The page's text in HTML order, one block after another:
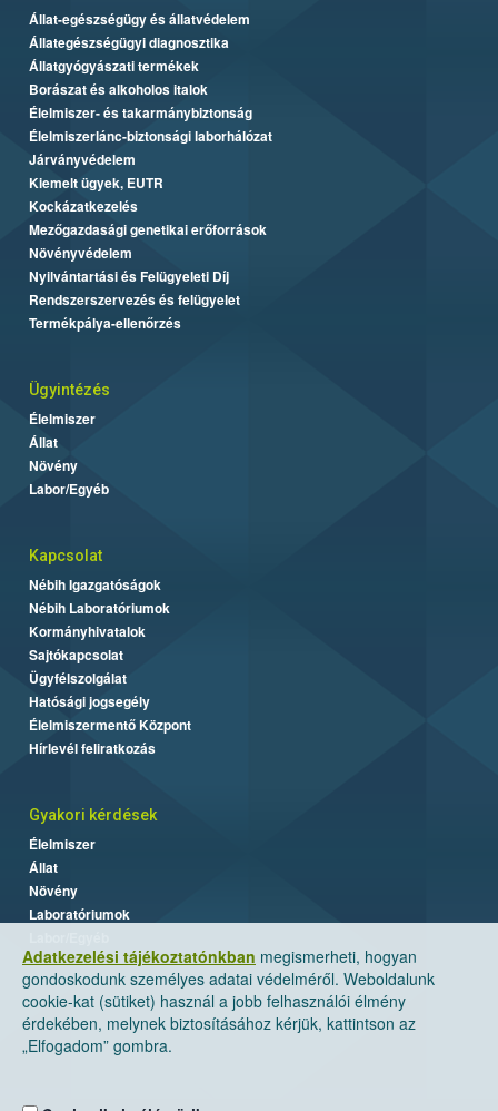
Adatkezelési tájékoztatónkban megismerheti, hogyan
gondoskodunk személyes adatai védelméről. Weboldalunk
cookie-kat (sütiket) használ a jobb felhasználói élmény
érdekében, melynek biztosításához kérjük, kattintson az
„Elfogadom” gombra.
Állat-egészségügy és állatvédelem
Állategészségügyi diagnosztika
Állatgyógyászati termékek
Borászat és alkoholos italok
Élelmiszer- és takarmánybiztonság
Élelmiszerlánc-biztonsági laborhálózat
Járványvédelem
Kiemelt ügyek, EUTR
Kockázatkezelés
Mezőgazdasági genetikai erőforrások
Növényvédelem
Nyilvántartási és Felügyeleti Díj
Rendszerszervezés és felügyelet
Termékpálya-ellenőrzés
Ügyintézés
Élelmiszer
Állat
Növény
Labor/Egyéb
Kapcsolat
Nébih Igazgatóságok
Nébih Laboratóriumok
Kormányhivatalok
Sajtókapcsolat
Ügyfélszolgálat
Hatósági jogsegély
Élelmiszermentő Központ
Hírlevél feliratkozás
Gyakori kérdések
Élelmiszer
Állat
Növény
Laboratóriumok